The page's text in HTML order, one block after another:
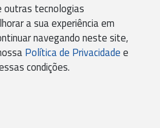
outras tecnologias
a sua experiência em
navegando neste site,
Política de Privacidade e
condições.
PRODUTO